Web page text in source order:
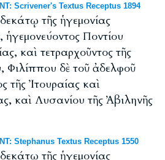
Scrivener's Textus Receptus 1894
τῆς ἡγεμονίας
Ποντίου
καὶ τετραρχοῦντος τῆς
δὲ τοῦ ἀδελφοῦ
τῆς Ἰτουραίας καὶ
καὶ Λυσανίου τῆς Ἀβιληνῆς
Stephanus Textus Receptus 1550
τῆς ἡγεμονίας